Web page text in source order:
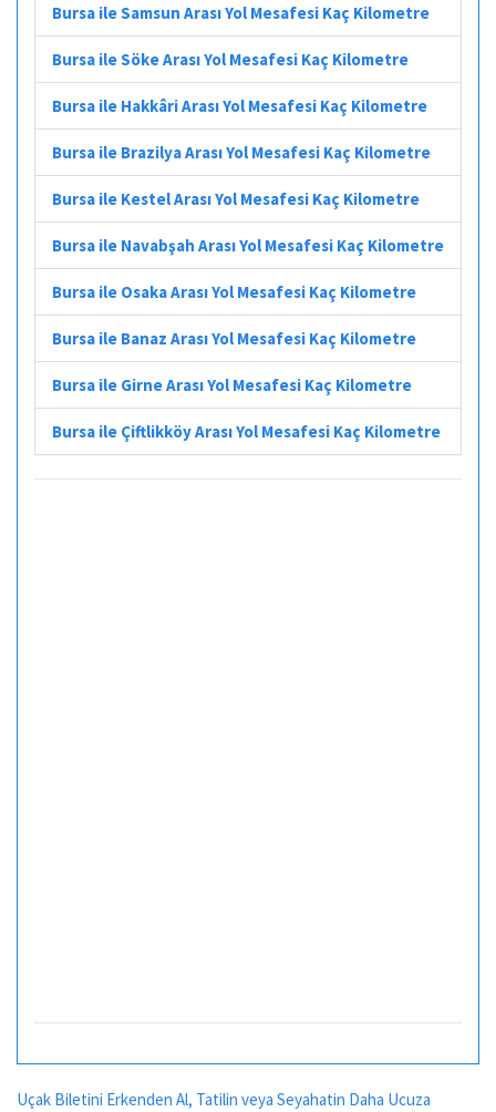
Bursa ile Samsun Arası Yol Mesafesi Kaç Kilometre
Bursa ile Söke Arası Yol Mesafesi Kaç Kilometre
Bursa ile Hakkâri Arası Yol Mesafesi Kaç Kilometre
Bursa ile Brazilya Arası Yol Mesafesi Kaç Kilometre
Bursa ile Kestel Arası Yol Mesafesi Kaç Kilometre
Bursa ile Navabşah Arası Yol Mesafesi Kaç Kilometre
Bursa ile Osaka Arası Yol Mesafesi Kaç Kilometre
Bursa ile Banaz Arası Yol Mesafesi Kaç Kilometre
Bursa ile Girne Arası Yol Mesafesi Kaç Kilometre
Bursa ile Çiftlikköy Arası Yol Mesafesi Kaç Kilometre
Uçak Biletini Erkenden Al, Tatilin veya Seyahatin Daha Ucuza